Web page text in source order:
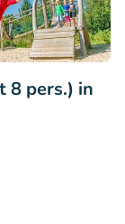
8 pers.) in